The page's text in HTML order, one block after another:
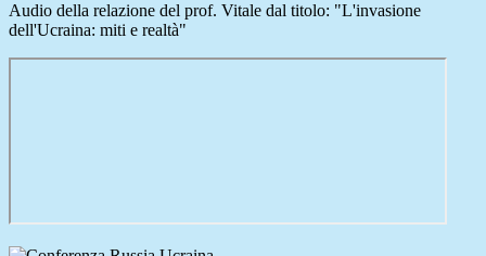
Audio della relazione del prof. Vitale dal titolo: "L'invasione
dell'Ucraina: miti e realtà"